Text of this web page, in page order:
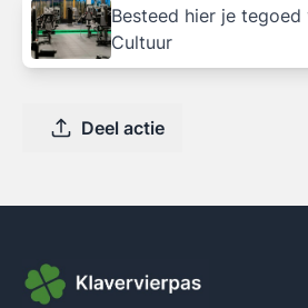
Besteed hier je
Cultuur
Deel actie